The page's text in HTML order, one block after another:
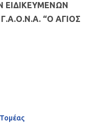
ΕΙΔΙΚΕΥΜΕΝΩΝ
“Ο ΑΓΙΟΣ